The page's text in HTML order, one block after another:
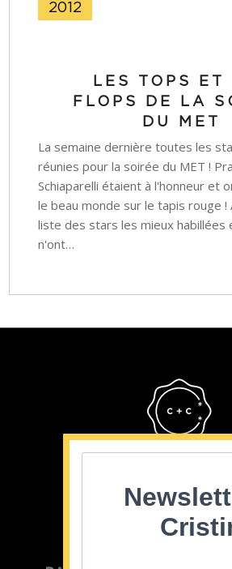
2012
LES TOPS ET
FLOPS DE LA
DU MET
La semaine dernière toutes les
réunies pour la soirée du MET !
Schiaparelli étaient à l'honneur et
le beau monde sur le tapis rouge !
liste des stars les mieux habillées
n'ont…